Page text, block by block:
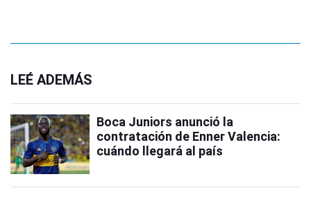
LEÉ ADEMÁS
Boca Juniors anunció la
contratación de Enner Valencia:
cuándo llegará al país